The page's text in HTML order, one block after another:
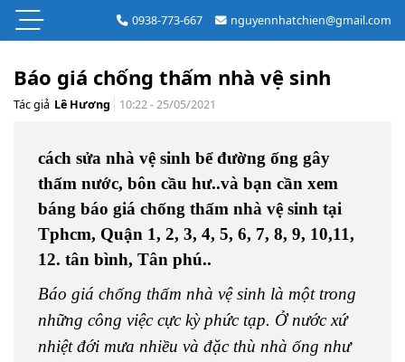
0938-773-667 nguyennhatchien@gmail.com
Báo giá chống thấm nhà vệ sinh
Tác giả Lê Hương 10:22 - 25/05/2021
cách sửa nhà vệ sinh bể đường ống gây
thấm nước, bôn cầu hư..và bạn cần xem
báng báo giá chống thấm nhà vệ sinh tại
Tphcm, Quận 1, 2, 3, 4, 5, 6, 7, 8, 9, 10,11,
12. tân bình, Tân phú..
Báo giá chống thấm nhà vệ sinh là một trong
những công việc cực kỳ phức tạp. Ở nước xứ
nhiệt đới mưa nhiều và đặc thù nhà ống như